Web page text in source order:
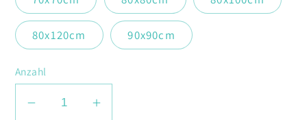
80x120cm 90x90cm
Anzahl
VerringereErhöhe